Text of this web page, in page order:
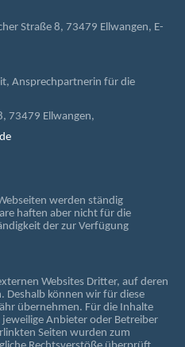
Straße 8, 73479 Ellwangen, E-
Ansprechpartnerin für die
73479 Ellwangen,
werden ständig
haften aber nicht für die
der zur Verfügung
Websites Dritter, auf deren
Deshalb können wir für diese
übernehmen. Für die Inhalte
Anbieter oder Betreiber
Seiten wurden zum